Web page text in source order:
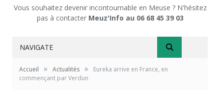
Vous souhaitez devenir incontournable en Meuse ? N'hésitez
pas à contacter Meuz'Info au 06 68 45 39 03
NAVIGATE
Accueil » Actualités »
Eureka arrive en France, en
commençant par Verdun